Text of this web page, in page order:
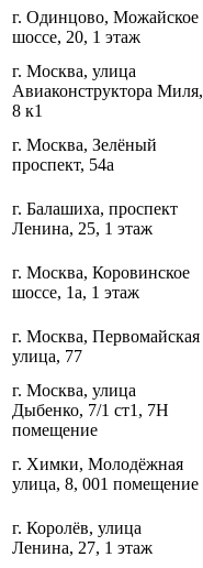
г. Одинцово, Можайское
шоссе, 20, 1 этаж
г. Москва, улица
Авиаконструктора Миля,
8 к1
г. Москва, Зелёный
проспект, 54а
г. Балашиха, проспект
Ленина, 25, 1 этаж
г. Москва, Коровинское
шоссе, 1а, 1 этаж
г. Москва, Первомайская
улица, 77
г. Москва, улица
Дыбенко, 7/1 ст1, 7Н
помещение
г. Химки, Молодёжная
улица, 8, 001 помещение
г. Королёв, улица
Ленина, 27, 1 этаж